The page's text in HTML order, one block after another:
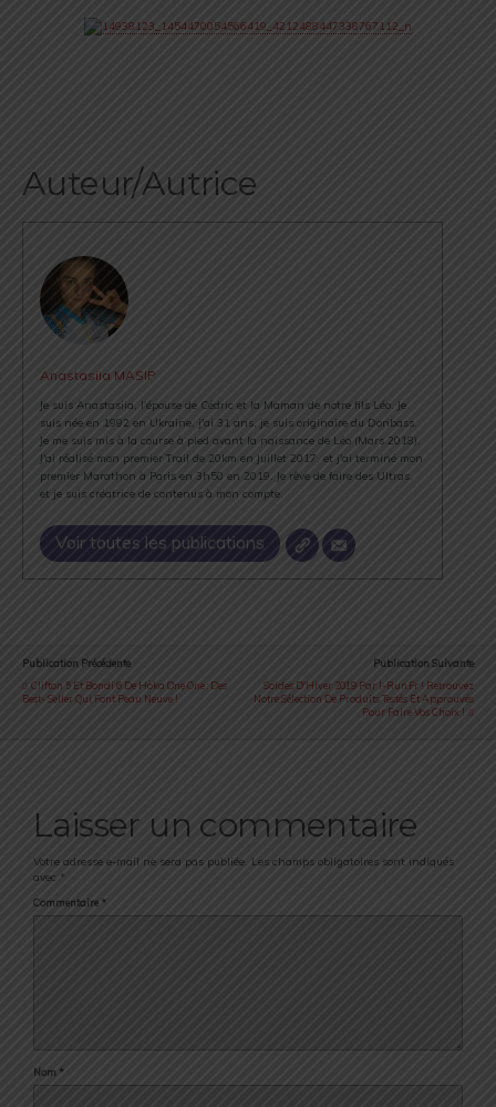
Auteur/Autrice
Anastasiia MASIP
Je suis Anastasiia, l'épouse de Cédric et la Maman de notre fils Léo. Je
suis née en 1992 en Ukraine, j'ai 31 ans, je suis originaire du Donbass.
Je me suis mis à la course à pied avant la naissance de Léo (Mars 2018).
J'ai réalisé mon premier Trail de 20km en Juillet 2017, et j'ai terminé mon
premier Marathon à Paris en 3h50 en 2019. Je rêve de faire des Ultras,
et je suis créatrice de contenus à mon compte.
Voir toutes les publications
Publication Précédente
Clifton 5 Et Bondi 6 De Hoka One One : Des
Best- Seller Qui Font Peau Neuve !
Publication Suivante
Soldes D'Hiver 2019 Par I-Run.fr ! Retrouvez
Notre Sélection De Produits Testés Et Approuvés
Pour Faire Vos Choix !
Laisser un commentaire
Votre adresse e-mail ne sera pas publiée. Les champs obligatoires sont indiqués
avec *
Commentaire *
Nom *